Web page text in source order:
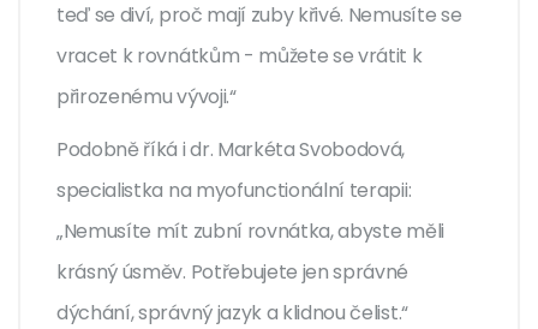
teď se diví, proč mají zuby křivé. Nemusíte se
vracet k rovnátkům - můžete se vrátit k
přirozenému vývoji.“
Podobně říká i dr. Markéta Svobodová,
specialistka na myofunctionální terapii:
„Nemusíte mít zubní rovnátka, abyste měli
krásný úsměv. Potřebujete jen správné
dýchání, správný jazyk a klidnou čelist.“